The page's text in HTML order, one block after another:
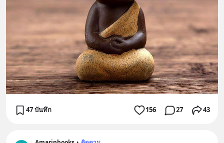
47 บันทึก 156 27 43